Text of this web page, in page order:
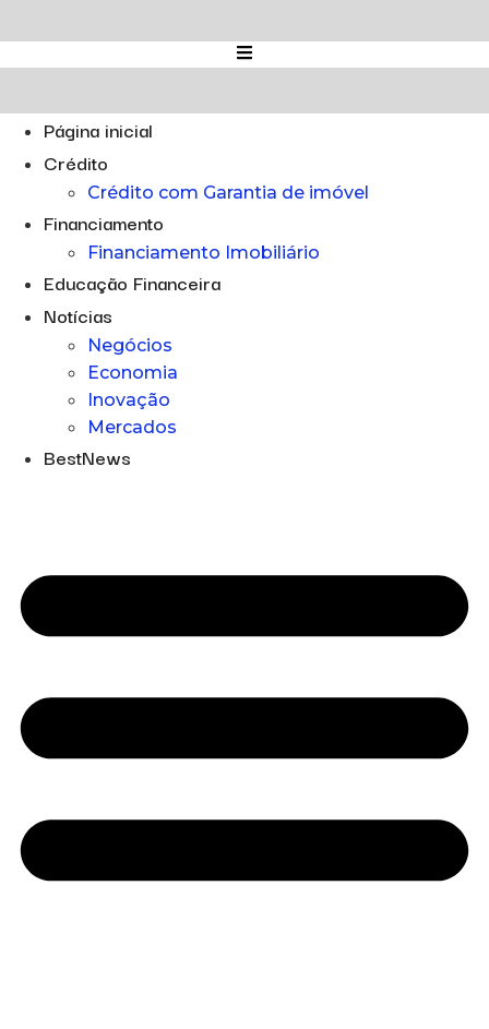
para
o
Página inicial
Crédito
Crédito com Garantia de imóvel
Financiamento
Financiamento Imobiliário
Educação Financeira
Notícias
Negócios
Economia
Inovação
Mercados
BestNews